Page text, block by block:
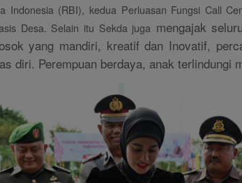
Indonesia (RBI), kedua Perluasan Fungsi Call
Desa. Selain itu Sekda juga mengajak
yang mandiri, kreatif dan Inovatif,
diri. Perempuan berdaya, anak terlindungi